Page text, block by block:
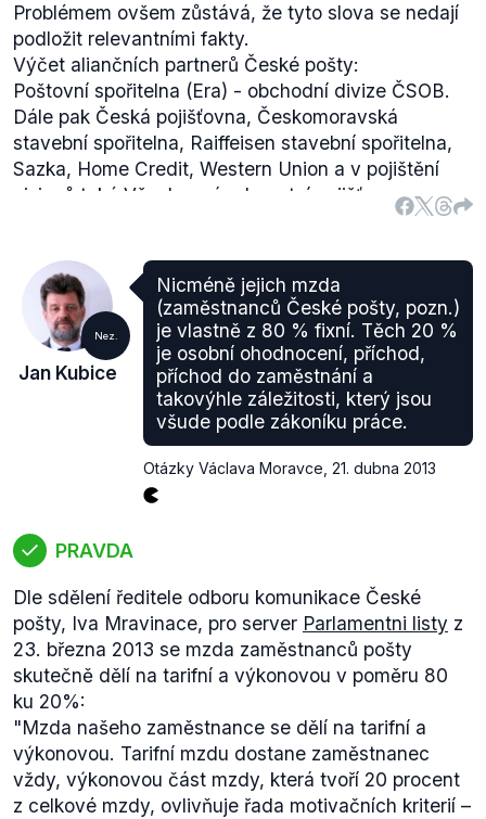
Problémem ovšem zůstává, že tyto slova se nedají
podložit relevantními fakty.
Výčet aliančních partnerů České pošty:
Poštovní spořitelna (Era) - obchodní divize ČSOB.
Dále pak Česká pojišťovna, Českomoravská
stavební spořitelna, Raiffeisen stavební spořitelna,
Sazka, Home Credit, Western Union a v pojištění
cizinců také Všeobecná zdravotní pojišťovna.
Nez.
Jan Kubice
Nicméně jejich mzda
(zaměstnanců České pošty, pozn.)
je vlastně z 80 % fixní. Těch 20 %
je osobní ohodnocení, příchod,
příchod do zaměstnání a
takovýhle záležitosti, který jsou
všude podle zákoníku práce.
Otázky Václava Moravce 21. dubna 2013
PRAVDA
Dle sdělení ředitele odboru komunikace České
pošty, Iva Mravinace, pro server Parlamentni listy z
23. března 2013 se mzda zaměstnanců pošty
skutečně dělí na tarifní a výkonovou v poměru 80
ku 20%:
"Mzda našeho zaměstnance se dělí na tarifní a
výkonovou. Tarifní mzdu dostane zaměstnanec
vždy, výkonovou část mzdy, která tvoří 20 procent
z celkové mzdy, ovlivňuje řada motivačních kriterií –